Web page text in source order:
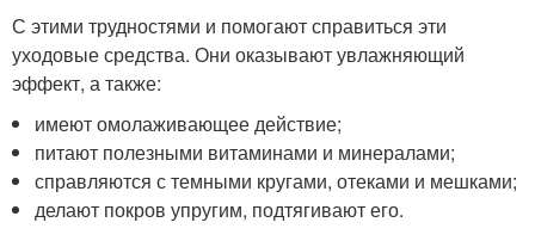
С этими трудностями и помогают справиться эти
уходовые средства. Они оказывают увлажняющий
эффект, а также:
имеют омолаживающее действие;
питают полезными витаминами и минералами;
справляются с темными кругами, отеками и мешками;
делают покров упругим, подтягивают его.